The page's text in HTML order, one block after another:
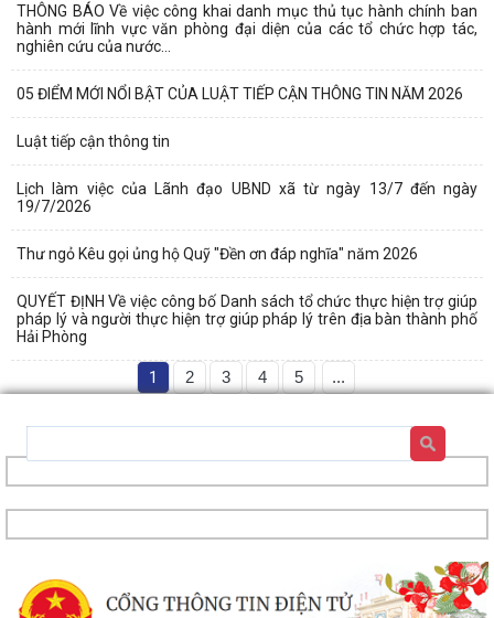
THÔNG BÁO Về việc công khai danh mục thủ tục hành chính ban
hành mới lĩnh vực văn phòng đại diện của các tổ chức hợp tác,
nghiên cứu của nước...
05 ĐIỂM MỚI NỔI BẬT CỦA LUẬT TIẾP CẬN THÔNG TIN NĂM 2026
Luật tiếp cận thông tin
Lịch làm việc của Lãnh đạo UBND xã từ ngày 13/7 đến ngày
19/7/2026
Thư ngỏ Kêu gọi ủng hộ Quỹ "Đền ơn đáp nghĩa" năm 2026
QUYẾT ĐỊNH Về việc công bố Danh sách tổ chức thực hiện trợ giúp
pháp lý và người thực hiện trợ giúp pháp lý trên địa bàn thành phố
Hải Phòng
1 2 3 4 5 ...